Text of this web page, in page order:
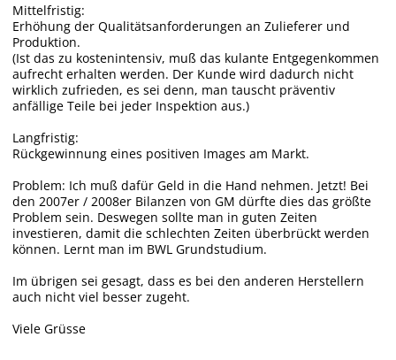
Mittelfristig:
Erhöhung der Qualitätsanforderungen an Zulieferer und
Produktion.
(Ist das zu kostenintensiv, muß das kulante Entgegenkommen
aufrecht erhalten werden. Der Kunde wird dadurch nicht
wirklich zufrieden, es sei denn, man tauscht präventiv
anfällige Teile bei jeder Inspektion aus.)
Langfristig:
Rückgewinnung eines positiven Images am Markt.
Problem: Ich muß dafür Geld in die Hand nehmen. Jetzt! Bei
den 2007er / 2008er Bilanzen von GM dürfte dies das größte
Problem sein. Deswegen sollte man in guten Zeiten
investieren, damit die schlechten Zeiten überbrückt werden
können. Lernt man im BWL Grundstudium.
Im übrigen sei gesagt, dass es bei den anderen Herstellern
auch nicht viel besser zugeht.
Viele Grüsse